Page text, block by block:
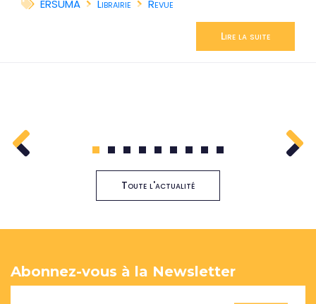
ERSUMA
Librairie Revue
Lire la suite
1 2 3 4 5 6 7 8 9
Toute l'actualité
Abonnez-vous à la Newsletter